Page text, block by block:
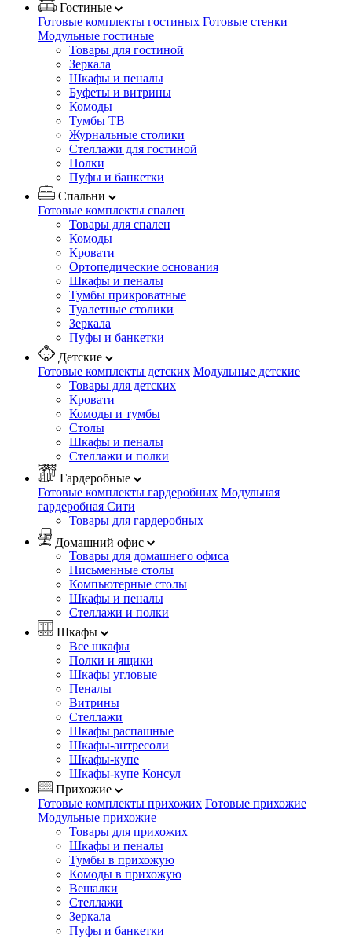
Гостиные
Готовые комплекты гостиных Готовые стенки
Модульные гостиные
Товары для гостиной
Зеркала
Шкафы и пеналы
Буфеты и витрины
Комоды
Тумбы ТВ
Журнальные столики
Стеллажи для гостиной
Полки
Пуфы и банкетки
Спальни
Готовые комплекты спален
Товары для спален
Комоды
Кровати
Ортопедические основания
Шкафы и пеналы
Тумбы прикроватные
Туалетные столики
Зеркала
Пуфы и банкетки
Детские
Готовые комплекты детских Модульные детские
Товары для детских
Кровати
Комоды и тумбы
Столы
Шкафы и пеналы
Стеллажи и полки
Гардеробные
Готовые комплекты гардеробных Модульная
гардеробная Сити
Товары для гардеробных
Домашний офис
Товары для домашнего офиса
Письменные столы
Компьютерные столы
Шкафы и пеналы
Стеллажи и полки
Шкафы
Все шкафы
Полки и ящики
Шкафы угловые
Пеналы
Витрины
Стеллажи
Шкафы распашные
Шкафы-антресоли
Шкафы-купе
Шкафы-купе Консул
Прихожие
Готовые комплекты прихожих Готовые прихожие
Модульные прихожие
Товары для прихожих
Шкафы и пеналы
Тумбы в прихожую
Комоды в прихожую
Вешалки
Стеллажи
Зеркала
Пуфы и банкетки